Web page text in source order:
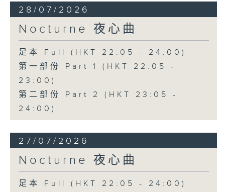
28/07/2026
Nocturne 夜心曲
足本 Full (HKT 22:05 - 24:00)
第一部份 Part 1 (HKT 22:05 -
23:00)
第二部份 Part 2 (HKT 23:05 -
24:00)
27/07/2026
Nocturne 夜心曲
足本 Full (HKT 22:05 - 24:00)